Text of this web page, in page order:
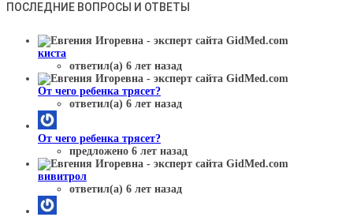
ПОСЛЕДНИЕ ВОПРОСЫ И ОТВЕТЫ
киста
ответил(а) 6 лет назад
От чего ребенка трясет?
ответил(а) 6 лет назад
От чего ребенка трясет?
предложено 6 лет назад
вивитрол
ответил(а) 6 лет назад